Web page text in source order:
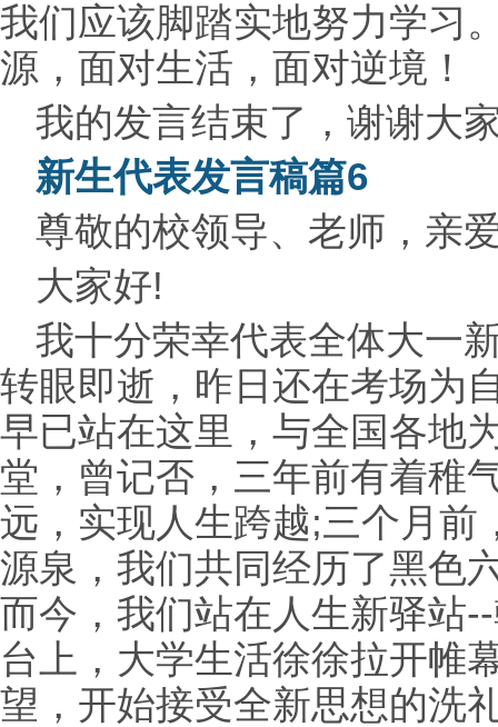
我们应该脚踏实地努力学习
源，面对生活，面对逆境！
我的发言结束了，谢谢大
新生代表发言稿篇6
尊敬的校领导、老师，亲
大家好!
我十分荣幸代表全体大一
转眼即逝，昨日还在考场为
早已站在这里，与全国各地
堂，曾记否，三年前有着稚
远，实现人生跨越;三个月前
源泉，我们共同经历了黑色
而今，我们站在人生新驿站
台上，大学生活徐徐拉开帷
望，开始接受全新思想的洗